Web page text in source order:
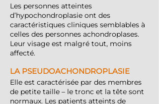
Les personnes atteintes
d’hypochondroplasie ont des
caractéristiques cliniques semblables à
celles des personnes achondroplases.
Leur visage est malgré tout, moins
affecté.
LA PSEUDOACHONDROPLASIE
Elle est caractérisée par des membres
de petite taille – le tronc et la tête sont
normaux. Les patients atteints de